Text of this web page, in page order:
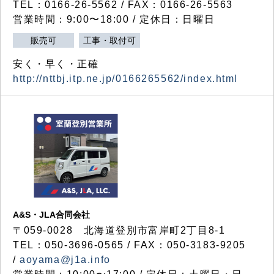
TEL：0166-26-5562 / FAX：0166-26-5563
営業時間：9:00〜18:00 / 定休日：日曜日
販売可 工事・取付可
安く・早く・正確
http://nttbj.itp.ne.jp/0166265562/index.html
A&S・JLA合同会社
〒 059-0028 北海道登別市富岸町2丁目 8-1
TEL：050-3696-0565 / FAX：050-3183-9205
/aoyama@j1a.info